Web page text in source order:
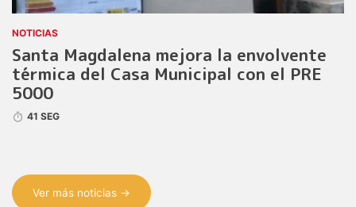
NOTICIAS
Santa Magdalena mejora la envolvente
térmica del Casa Municipal con el PRE
5000
41 SEG
Ver más noticias →